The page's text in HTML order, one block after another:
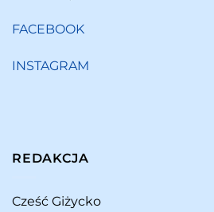
FACEBOOK
INSTAGRAM
REDAKCJA
Cześć Giżycko